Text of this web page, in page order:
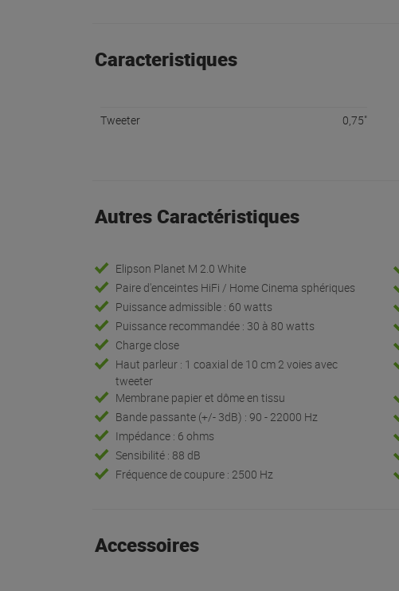
Caracteristiques
Tweeter 0,75"
Autres Caractéristiques
Elipson Planet M 2.0 White
Paire d'enceintes HiFi / Home Cinema sphériques
Puissance admissible : 60 watts
Puissance recommandée : 30 à 80 watts
Charge close
Haut parleur : 1 coaxial de 10 cm 2 voies avec
tweeter
Membrane papier et dôme en tissu
Bande passante (+/- 3dB) : 90 - 22000 Hz
Impédance : 6 ohms
Sensibilité : 88 dB
Fréquence de coupure : 2500 Hz
Accessoires